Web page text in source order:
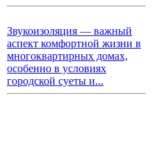
Звукоизоляция — важный
аспект комфортной жизни в
многоквартирных домах,
особенно в условиях
городской суеты и...